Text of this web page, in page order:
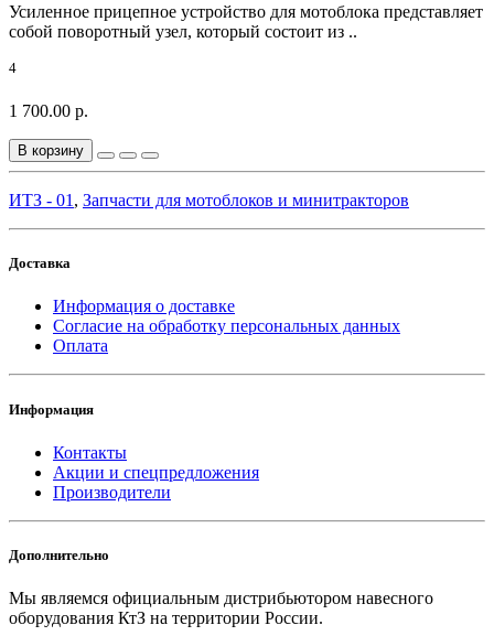
Усиленное прицепное устройство для мотоблока представляет
собой поворотный узел, который состоит из ..
4
1 700.00 р.
В корзину
ИТЗ - 01 , Запчасти для мотоблоков и минитракторов
Доставка
Информация о доставке
Согласие на обработку персональных данных
Оплата
Информация
Контакты
Акции и спецпредложения
Производители
Дополнительно
Мы являемся официальным дистрибьютором навесного
оборудования КтЗ на территории России.